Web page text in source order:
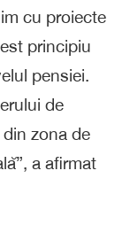
cu proiecte
principiu
pensiei.
de
zona de
a afirmat